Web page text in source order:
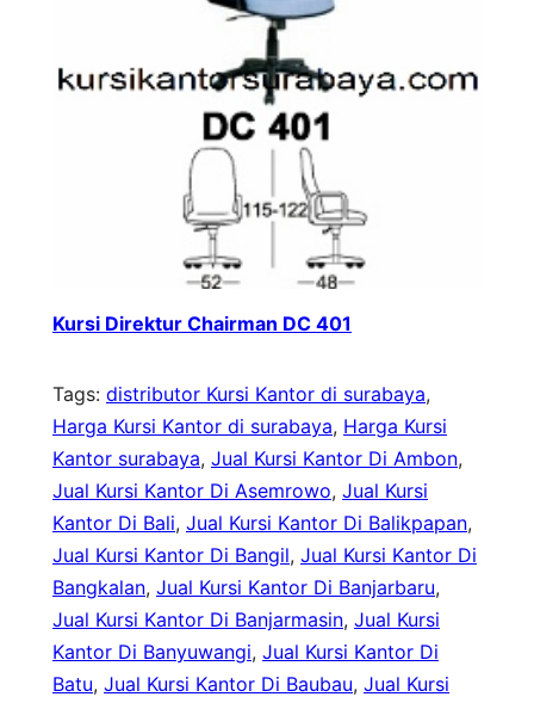
Kursi Direktur Chairman DC 401
Tags: distributor Kursi Kantor di surabaya
Harga Kursi Kantor di surabaya, Harga Kursi
Kantor surabaya, Jual Kursi Kantor Di Ambon
Jual Kursi Kantor Di Asemrowo, Jual Kursi
Kantor Di Bali, Jual Kursi Kantor Di Balikpapan
Jual Kursi Kantor Di Bangil, Jual Kursi Kantor Di
Bangkalan, Jual Kursi Kantor Di Banjarbaru
Jual Kursi Kantor Di Banjarmasin, Jual Kursi
Kantor Di Banyuwangi, Jual Kursi Kantor Di
Batu, Jual Kursi Kantor Di Baubau, Jual Kursi